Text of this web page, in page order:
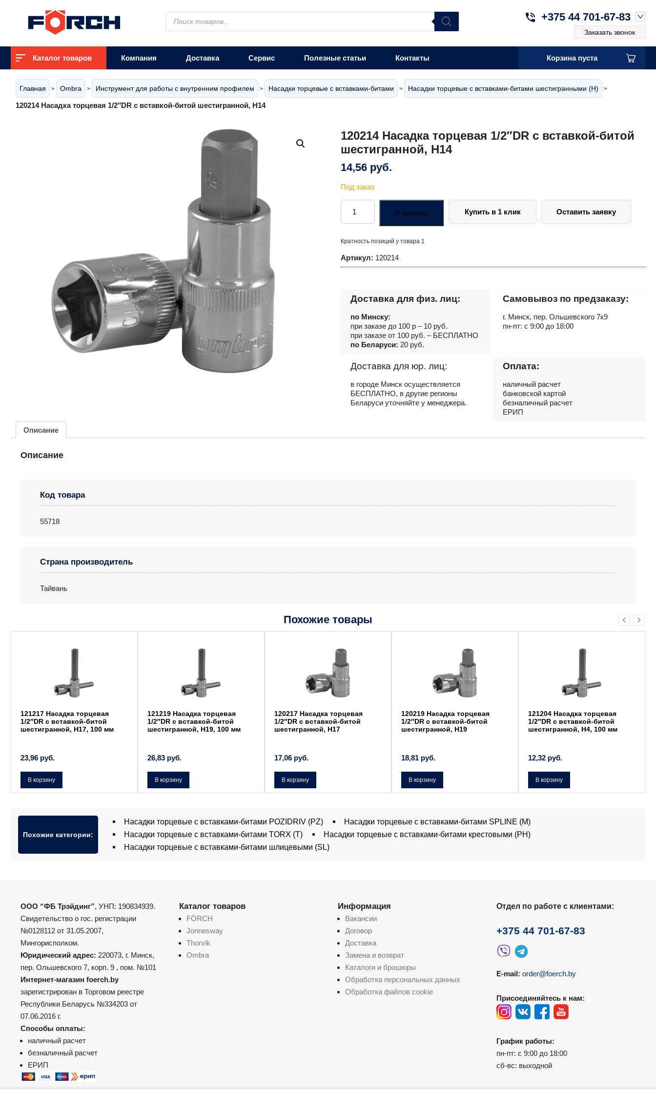
Поиск
товаров
+375 44 701-67-83
Заказать звонок
Каталог товаров Компания Доставка Сервис Полезные статьи Контакты Корзина пуста
Главная > Ombra > Инструмент для работы с внутренним профилем > Насадки торцевые с вставками-битами > Насадки торцевые с вставками-битами шестигранными (H) >
120214 Насадка торцевая 1/2″DR с вставкой-битой шестигранной, Н14
120214 Насадка торцевая 1/2″DR с вставкой-битой
шестигранной, Н14
14,56 руб.
Под заказ
Количество
товара
120214
Насадка
с
битой
В корзину Оставить заявку
Купить в 1 клик
Кратность позиций у товара 1
Артикул: 120214
Доставка для физ. лиц:
по Минску:
при заказе до 100 р – 10 руб.
при заказе от 100 руб. – БЕСПЛАТНО
по Беларуси: 20 руб.
Самовывоз по предзаказу:
г. Минск, пер. Ольшевского 7к9
пн-пт: с 9:00 до 18:00
Доставка для юр. лиц:
в городе Минск осуществляется
БЕСПЛАТНО, в другие регионы
Беларуси уточняйте у менеджера.
Оплата:
наличный расчет
банковской картой
безналичный расчет
ЕРИП
Описание
Описание
Код товара
55718
Страна производитель
Тайвань
Похожие товары
121217 Насадка торцевая
1/2″DR с вставкой-битой
шестигранной, Н17, 100 мм
23,96 руб.
В корзину
121219 Насадка торцевая
1/2″DR с вставкой-битой
шестигранной, Н19, 100 мм
26,83 руб.
В корзину
120217 Насадка торцевая
1/2″DR с вставкой-битой
шестигранной, Н17
17,06 руб.
В корзину
120219 Насадка торцевая
1/2″DR с вставкой-битой
шестигранной, Н19
18,81 руб.
В корзину
121204 Насадка торцевая
1/2″DR с вставкой-битой
шестигранной, Н4, 100 мм
12,32 руб.
В корзину
Похожие категории:
Насадки торцевые с вставками-битами POZIDRIV (PZ)
Насадки торцевые с вставками-битами SPLINE (M)
Насадки торцевые с вставками-битами TORX (T)
Насадки торцевые с вставками-битами крестовыми (PH)
Насадки торцевые с вставками-битами шлицевыми (SL)
ООО “ФБ Трэйдинг”, УНП: 190834939.
Свидетельство о гос. регистрации
№0128112 от 31.05.2007,
Мингорисполком.
Юридический адрес: 220073, г. Минск,
пер. Ольшевского 7, корп. 9 , пом. №101
Интернет-магазин foerch.by
зарегистрирован в Торговом реестре
Республики Беларусь №334203 от
07.06.2016 г.
Способы оплаты:
наличный расчет
безналичный расчет
ЕРИП
Каталог товаров
FÖRCH
Jonnesway
Thorvik
Ombra
Информация
Вакансии
Договор
Доставка
Замена и возврат
Каталоги и брошюры
Обработка персональных данных
Обработка файлов cookie
Отдел по работе с клиентами:
+375 44 701-67-83
E-mail: order@foerch.by
Присоединяйтесь к нам:
График работы:
пн-пт: с 9:00 до 18:00
сб-вс: выходной